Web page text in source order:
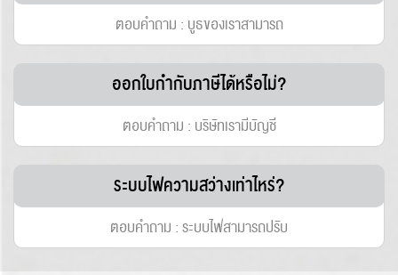
ตอบคำถาม : บูธของเราสามารถ
ออกใบกำกับภาษีได้หรือไม่?
ตอบคำถาม : บริษัทเรามีบัญชี
ระบบไฟความสว่างเท่าไหร่?
ตอบคำถาม : ระบบไฟสามารถปรับ